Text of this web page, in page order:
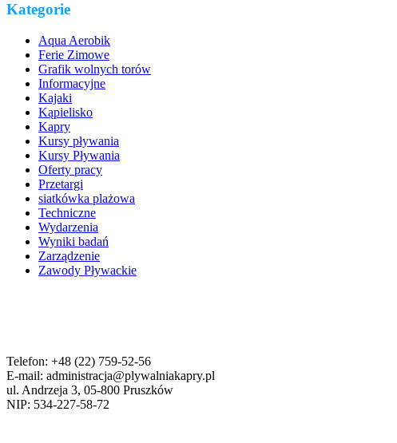
Kategorie
Aqua Aerobik
Ferie Zimowe
Grafik wolnych torów
Informacyjne
Kajaki
Kąpielisko
Kapry
Kursy pływania
Kursy Pływania
Oferty pracy
Przetargi
siatkówka plażowa
Techniczne
Wydarzenia
Wyniki badań
Zarządzenie
Zawody Pływackie
Telefon: +48 (22) 759-52-56
E-mail: administracja@plywalniakapry.pl
ul. Andrzeja 3, 05-800 Pruszków
NIP: 534-227-58-72